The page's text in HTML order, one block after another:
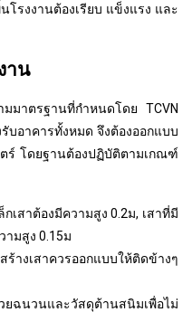
รงงานต้องเรียบ แข็งแรง และ
าน
มาตรฐานที่กำหนดโดย TCVN
บอาคารทั้งหมด จึงต้องออกแบบ
ร์ โดยฐานต้องปฏิบัติตามเกณฑ์
เสาต้องมีความสูง 0.2ม, เสาที่มี
ามสูง 0.15ม
างเสาควรออกแบบให้ติดข้างๆ
ยฉนวนและวัสดุต้านสนิมเพื่อไม่